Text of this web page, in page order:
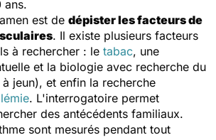
ans.
est de dépister les facteurs de
. Il existe plusieurs facteurs
à rechercher : le tabac, une
et la biologie avec recherche du
jeun), et enfin la recherche
. L'interrogatoire permet
des antécédents familiaux.
sont mesurés pendant tout